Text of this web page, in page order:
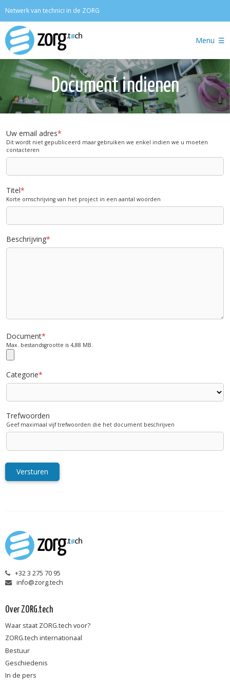
Netwerk van technici in de ZORG
Menu
Document indienen
Uw email adres*
Dit wordt niet gepubliceerd maar gebruiken we enkel indien we u moeten
contacteren
Titel*
Korte omschrijving van het project in een aantal woorden
Beschrijving*
Document*
Max. bestandsgrootte is 4,88 MB.
Categorie*
Trefwoorden
Geef maximaal vijf trefwoorden die het document beschrijven
Versturen
+32 3 275 70 95
info@zorg.tech
Over ZORG.tech
Waar staat ZORG.tech voor?
ZORG.tech internationaal
Bestuur
Geschiedenis
In de pers